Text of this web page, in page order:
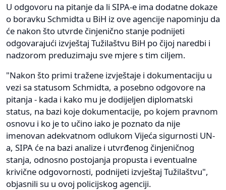
U odgovoru na pitanje da li SIPA-e ima dodatne dokaze
o boravku Schmidta u BiH iz ove agencije napominju da
će nakon što utvrde činjenično stanje podnijeti
odgovarajući izvještaj Tužilaštvu BiH po čijoj naredbi i
nadzorom preduzimaju sve mjere s tim ciljem.
"Nakon što primi tražene izvještaje i dokumentaciju u
vezi sa statusom Schmidta, a posebno odgovore na
pitanja - kada i kako mu je dodijeljen diplomatski
status, na bazi koje dokumentacije, po kojem pravnom
osnovu i ko je to učino iako je poznato da nije
imenovan adekvatnom odlukom Vijeća sigurnosti UN-
a, SIPA će na bazi analize i utvrđenog činjeničnog
stanja, odnosno postojanja propusta i eventualne
krivične odgovornosti, podnijeti izvještaj Tužilaštvu",
objasnili su u ovoj policijskog agenciji.